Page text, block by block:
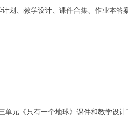
单元《只有一个地球》课件和教学设计